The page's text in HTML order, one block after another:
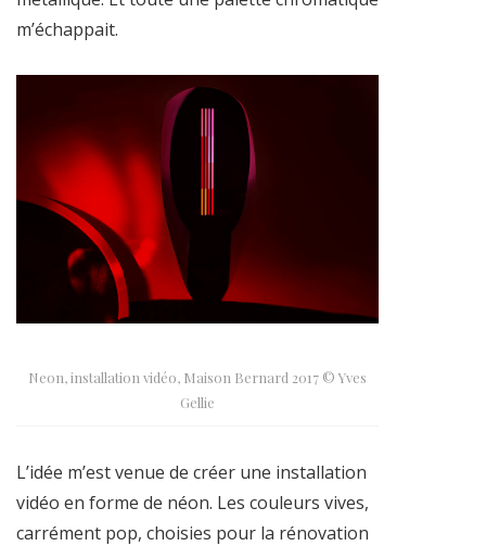
m’échappait.
Neon, installation vidéo, Maison Bernard 2017 © Yves
Gellie
L’idée m’est venue de créer une installation
vidéo en forme de néon. Les couleurs vives,
carrément pop, choisies pour la rénovation